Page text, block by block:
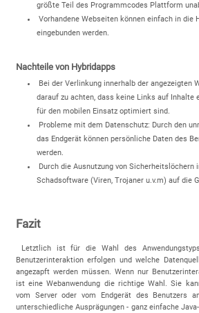
größte Teil des Programmcodes Plattform
Vorhandene Webseiten können einfach in die
eingebunden werden.
Nachteile von Hybridapps
Bei der Verlinkung innerhalb der angezeigten
darauf zu achten, dass keine Links auf Inhalte
für den mobilen Einsatz optimiert sind.
Probleme mit dem Datenschutz: Durch den
das Endgerät können persönliche Daten des
werden.
Durch die Ausnutzung von Sicherheitslöchern
Schadsoftware (Viren, Trojaner u.v.m) auf die
Fazit
Letztlich ist für die Wahl des Anwendungstyps
Benutzerinteraktion erfolgen und welche
angezapft werden müssen. Wenn nur
ist eine Webanwendung die richtige Wahl. Sie
vom Server oder vom Endgerät des Benutzers
unterschiedliche Ausprägungen - ganz einfache